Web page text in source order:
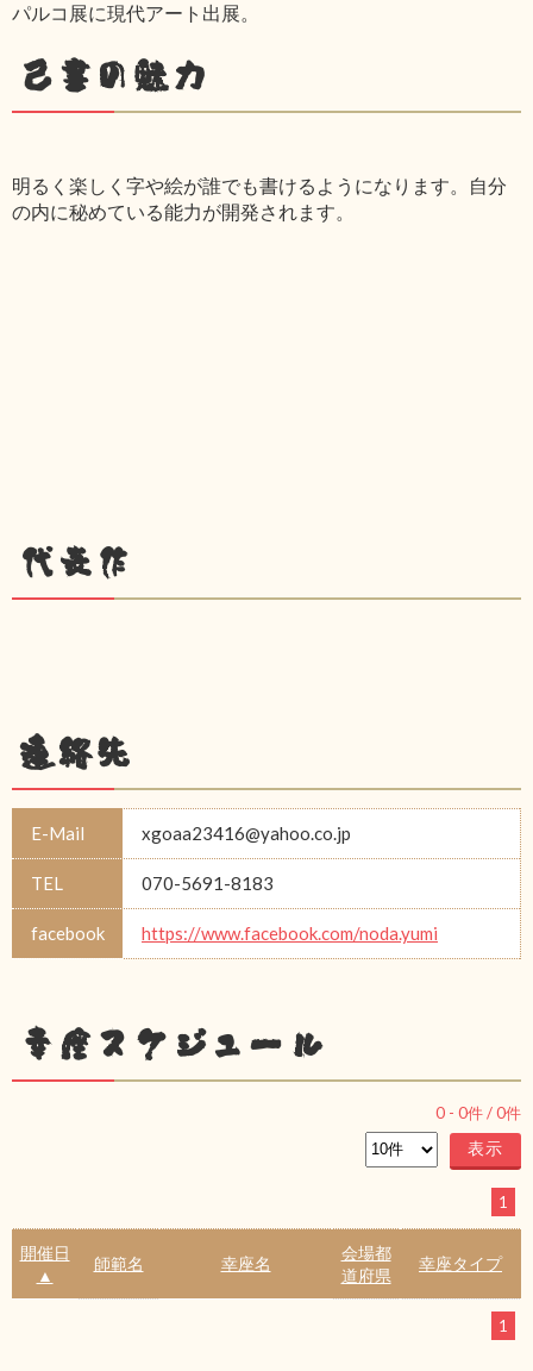
パルコ展に現代アート出展。
己書の魅力
明るく楽しく字や絵が誰でも書けるようになります。自分
の内に秘めている能力が開発されます。
代表作
連絡先
E-Mail xgoaa23416@yahoo.co.jp
TEL 070-5691-8183
facebook https://www.facebook.com/noda.yumi
幸座スケジュール
0 - 0件 /0件
1
開催日
▲
師範名 幸座名
会場都
道府県
幸座タイプ
1